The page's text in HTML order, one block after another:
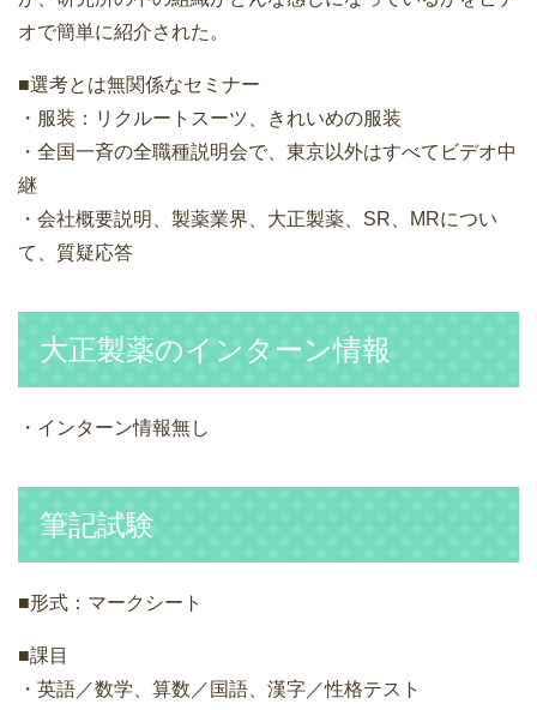
オで簡単に紹介された。
■選考とは無関係なセミナー
・服装：リクルートスーツ、きれいめの服装
・全国一斉の全職種説明会で、東京以外はすべてビデオ中
継
・会社概要説明、製薬業界、大正製薬、SR、MRについ
て、質疑応答
大正製薬のインターン情報
・インターン情報無し
筆記試験
■形式：マークシート
■課目
・英語／数学、算数／国語、漢字／性格テスト